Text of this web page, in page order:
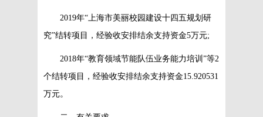
2019年“上海市美丽校园建设十四五规划研
究”结转项目，经验收安排结余支持资金5万元;
2018年“教育领域节能队伍业务能力培训”等2
个结转项目，经验收安排结余支持资金15.920531
万元。